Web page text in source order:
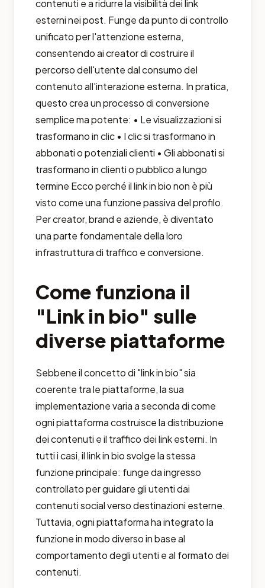
contenuti e a ridurre la visibilità dei link
esterni nei post. Funge da punto di controllo
unificato per l'attenzione esterna,
consentendo ai creator di costruire il
percorso dell'utente dal consumo del
contenuto all'interazione esterna. In pratica,
questo crea un processo di conversione
semplice ma potente: • Le visualizzazioni si
trasformano in clic • I clic si trasformano in
abbonati o potenziali clienti • Gli abbonati si
trasformano in clienti o pubblico a lungo
termine Ecco perché il link in bio non è più
visto come una funzione passiva del profilo.
Per creator, brand e aziende, è diventato
una parte fondamentale della loro
infrastruttura di traffico e conversione.
Come funziona il
"Link in bio" sulle
diverse piattaforme
Sebbene il concetto di "link in bio" sia
coerente tra le piattaforme, la sua
implementazione varia a seconda di come
ogni piattaforma costruisce la distribuzione
dei contenuti e il traffico dei link esterni. In
tutti i casi, il link in bio svolge la stessa
funzione principale: funge da ingresso
controllato per guidare gli utenti dai
contenuti social verso destinazioni esterne.
Tuttavia, ogni piattaforma ha integrato la
funzione in modo diverso in base al
comportamento degli utenti e al formato dei
contenuti.